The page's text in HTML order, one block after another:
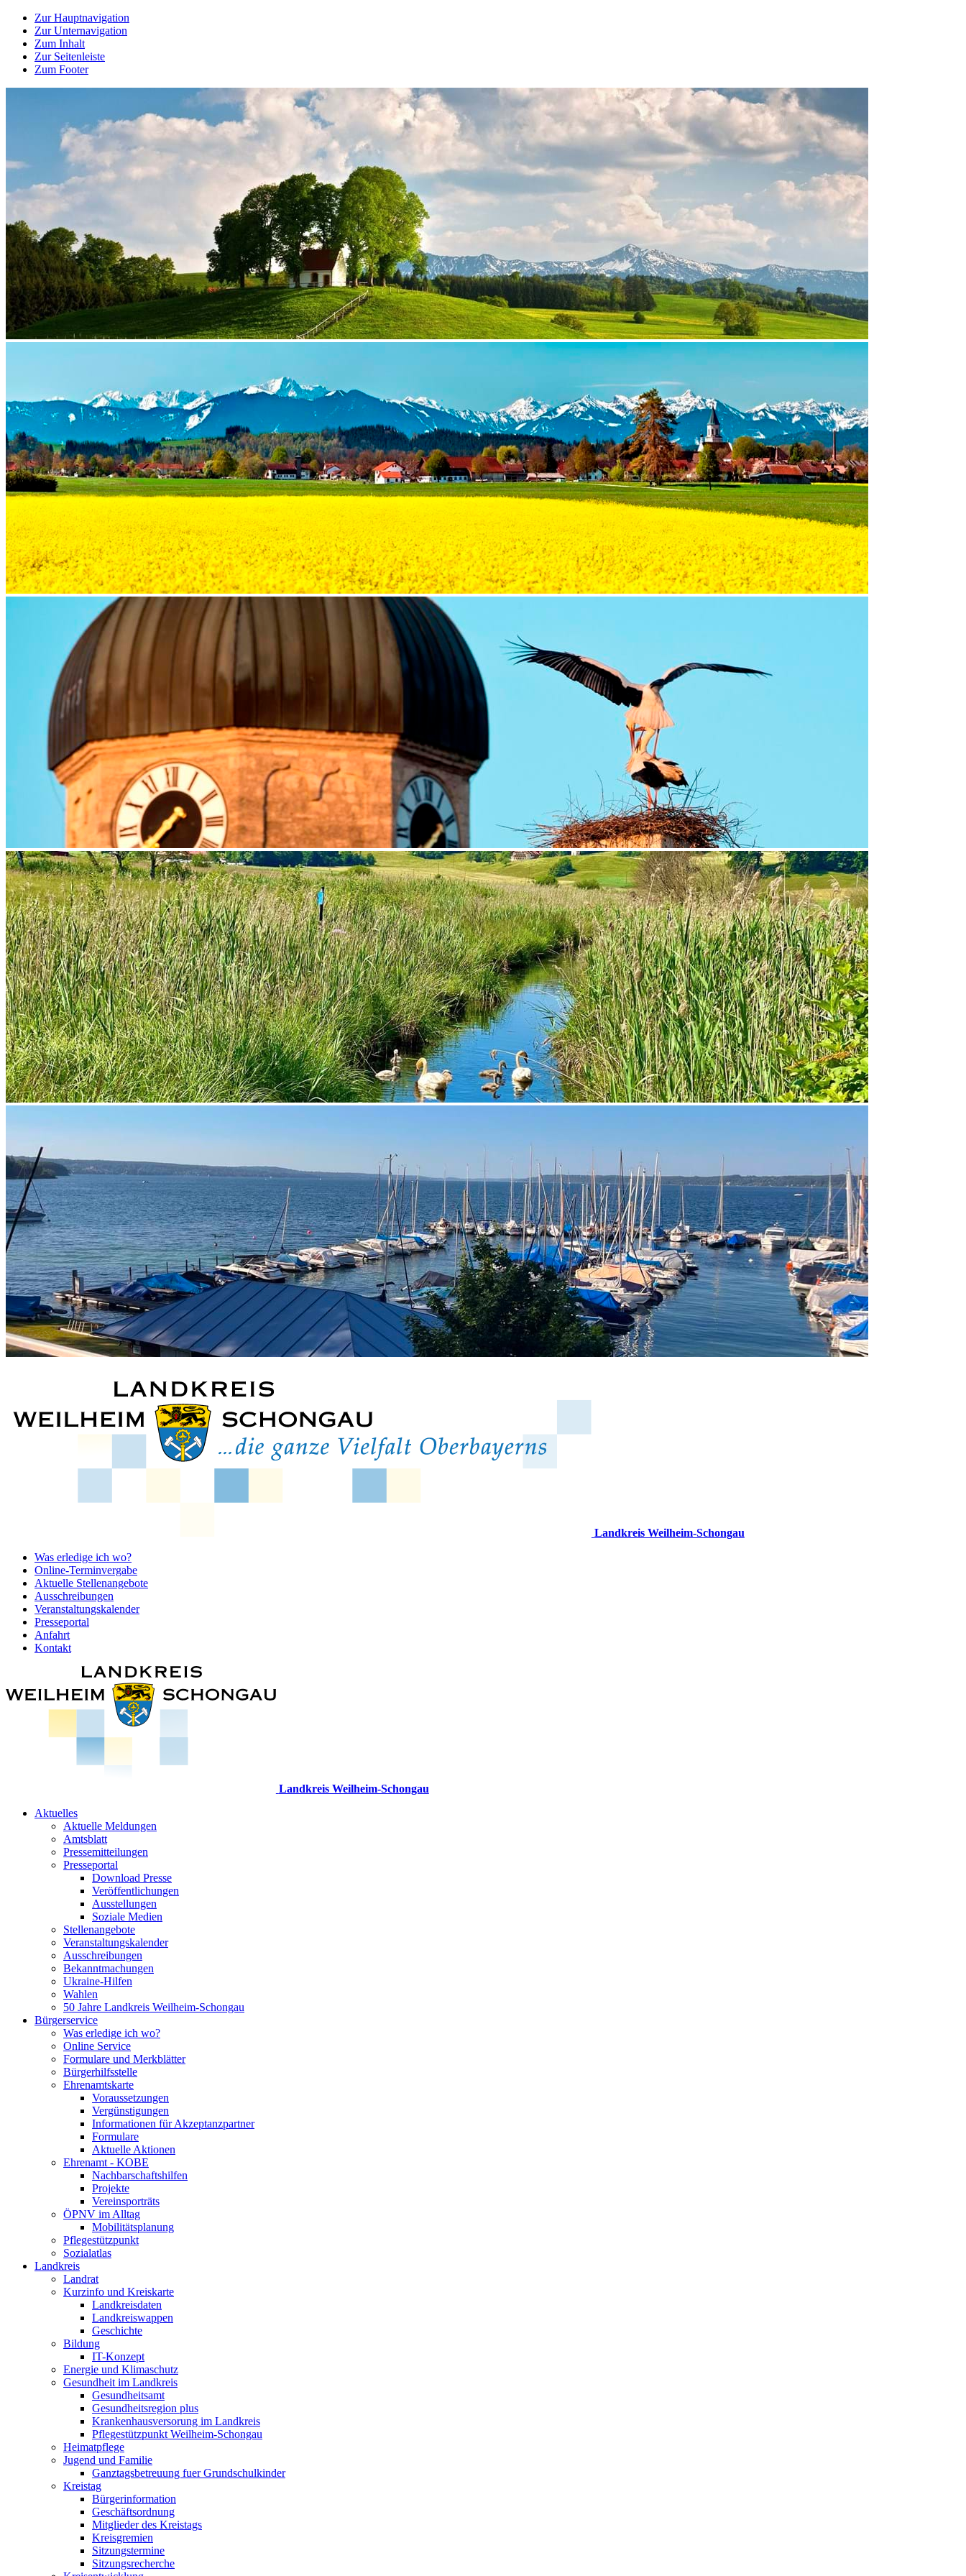
Zur Hauptnavigation
Zur Unternavigation
Zum Inhalt
Zur Seitenleiste
Zum Footer
Landkreis Weilheim-Schongau
Was erledige ich wo?
Online-Terminvergabe
Aktuelle Stellenangebote
Ausschreibungen
Veranstaltungskalender
Presseportal
Anfahrt
Kontakt
Landkreis Weilheim-Schongau
Aktuelles
Aktuelle Meldungen
Amtsblatt
Pressemitteilungen
Presseportal
Download Presse
Veröffentlichungen
Ausstellungen
Soziale Medien
Stellenangebote
Veranstaltungskalender
Ausschreibungen
Bekanntmachungen
Ukraine-Hilfen
Wahlen
50 Jahre Landkreis Weilheim-Schongau
Bürgerservice
Was erledige ich wo?
Online Service
Formulare und Merkblätter
Bürgerhilfsstelle
Ehrenamtskarte
Voraussetzungen
Vergünstigungen
Informationen für Akzeptanzpartner
Formulare
Aktuelle Aktionen
Ehrenamt - KOBE
Nachbarschaftshilfen
Projekte
Vereinsporträts
ÖPNV im Alltag
Mobilitätsplanung
Pflegestützpunkt
Sozialatlas
Landkreis
Landrat
Kurzinfo und Kreiskarte
Landkreisdaten
Landkreiswappen
Geschichte
Bildung
IT-Konzept
Energie und Klimaschutz
Gesundheit im Landkreis
Gesundheitsamt
Gesundheitsregion plus
Krankenhausversorung im Landkreis
Pflegestützpunkt Weilheim-Schongau
Heimatpflege
Jugend und Familie
Ganztagsbetreuung fuer Grundschulkinder
Kreistag
Bürgerinformation
Geschäftsordnung
Mitglieder des Kreistags
Kreisgremien
Sitzungstermine
Sitzungsrecherche